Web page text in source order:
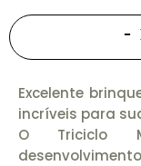
Excelente
incríveis para
O Triciclo